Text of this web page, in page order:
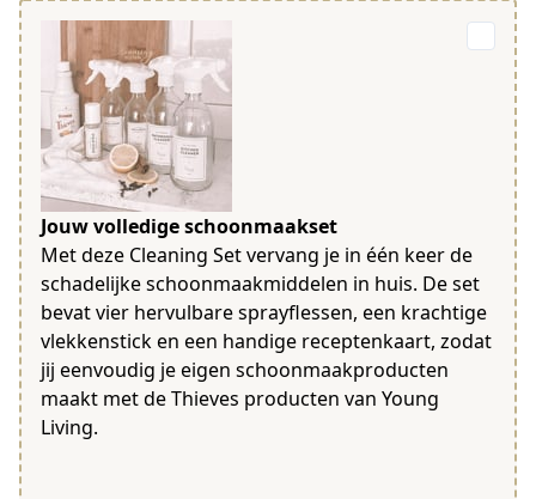
Jouw volledige schoonmaakset
Met deze Cleaning Set vervang je in één keer de
schadelijke schoonmaakmiddelen in huis. De set
bevat vier hervulbare sprayflessen, een krachtige
vlekkenstick en een handige receptenkaart, zodat
jij eenvoudig je eigen schoonmaakproducten
maakt met de Thieves producten van Young
Living.